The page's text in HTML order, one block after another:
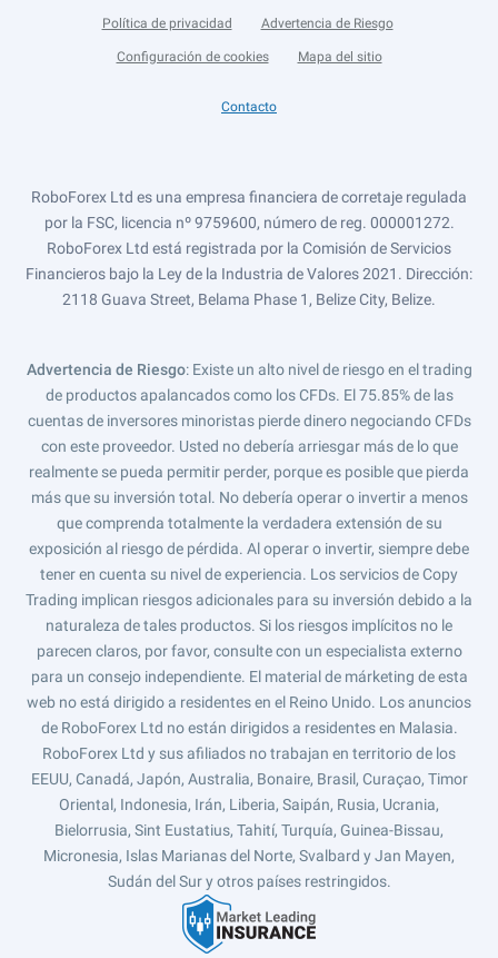
Política de privacidad Advertencia de Riesgo
Configuración de cookies Mapa del sitio
Contacto
RoboForex Ltd es una empresa financiera de corretaje regulada
por la FSC, licencia nº 9759600, número de reg. 000001272.
RoboForex Ltd está registrada por la Comisión de Servicios
Financieros bajo la Ley de la Industria de Valores 2021. Dirección:
2118 Guava Street, Belama Phase 1, Belize City, Belize.
Advertencia de Riesgo: Existe un alto nivel de riesgo en el trading
de productos apalancados como los CFDs. El 75.85% de las
cuentas de inversores minoristas pierde dinero negociando CFDs
con este proveedor. Usted no debería arriesgar más de lo que
realmente se pueda permitir perder, porque es posible que pierda
más que su inversión total. No debería operar o invertir a menos
que comprenda totalmente la verdadera extensión de su
exposición al riesgo de pérdida. Al operar o invertir, siempre debe
tener en cuenta su nivel de experiencia. Los servicios de Copy
Trading implican riesgos adicionales para su inversión debido a la
naturaleza de tales productos. Si los riesgos implícitos no le
parecen claros, por favor, consulte con un especialista externo
para un consejo independiente. El material de márketing de esta
web no está dirigido a residentes en el Reino Unido. Los anuncios
de RoboForex Ltd no están dirigidos a residentes en Malasia.
RoboForex Ltd y sus afiliados no trabajan en territorio de los
EEUU, Canadá, Japón, Australia, Bonaire, Brasil, Curaçao, Timor
Oriental, Indonesia, Irán, Liberia, Saipán, Rusia, Ucrania,
Bielorrusia, Sint Eustatius, Tahití, Turquía, Guinea-Bissau,
Micronesia, Islas Marianas del Norte, Svalbard y Jan Mayen,
Sudán del Sur y otros países restringidos.